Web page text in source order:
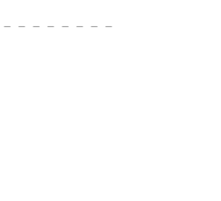
－－－－－－－